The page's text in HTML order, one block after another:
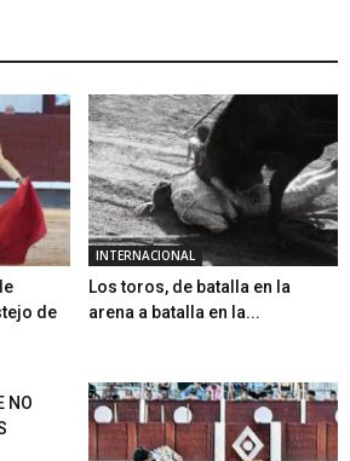
de
INTERNACIONAL
Los toros, de batalla en la
arena a batalla en la...
NO